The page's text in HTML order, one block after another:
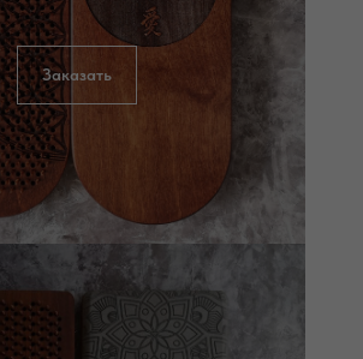
Заказать